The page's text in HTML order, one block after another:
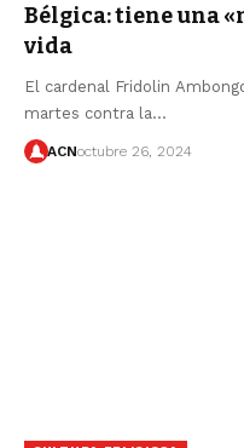
Bélgica: tiene una
vida
El cardenal Fridolin
martes contra la…
ACNoctubre 26, 2024